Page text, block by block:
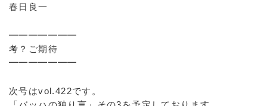
春日良一
━━━━━━━
考？ご期待
━━━━━━━
次号はvol.422です。